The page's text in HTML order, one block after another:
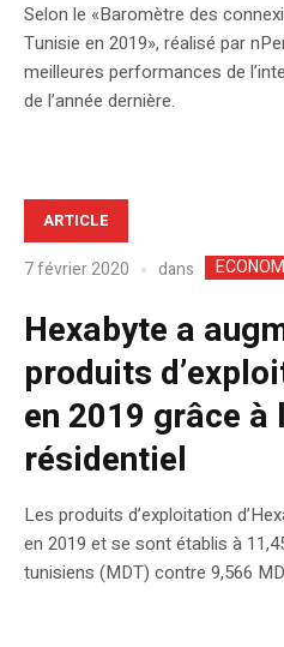
Selon le «Baromètre des
Tunisie en 2019», réalisé par
meilleures performances de
de l’année dernière.
ARTICLE
7 février 2020 dans
Hexabyte a
produits
en 2019 grâce à
résidentiel
Les produits d’exploitation
en 2019 et se sont établis à
tunisiens (MDT) contre 9,566